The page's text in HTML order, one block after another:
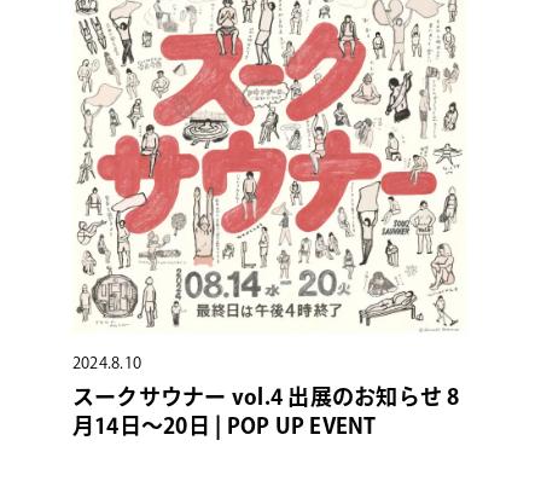
2024.8.10
スークサウナー vol.4 出展のお知らせ 8
月14日〜20日 | POP UP EVENT